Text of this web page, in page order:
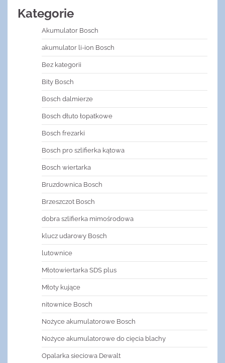
Kategorie
Akumulator Bosch
akumulator li-ion Bosch
Bez kategorii
Bity Bosch
Bosch dalmierze
Bosch dłuto łopatkowe
Bosch frezarki
Bosch pro szlifierka kątowa
Bosch wiertarka
Bruzdownica Bosch
Brzeszczot Bosch
dobra szlifierka mimośrodowa
klucz udarowy Bosch
lutownice
Młotowiertarka SDS plus
Młoty kujące
nitownice Bosch
Nożyce akumulatorowe Bosch
Nożyce akumulatorowe do cięcia blachy
Opalarka sieciowa Dewalt